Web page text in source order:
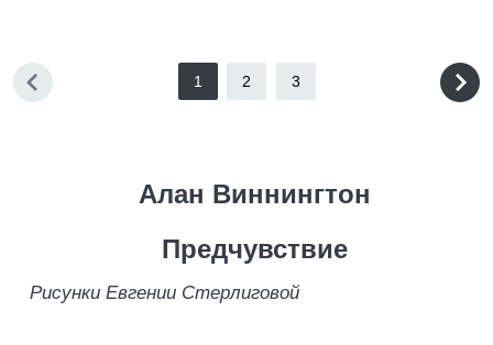
1 2 3
Алан Виннингтон
Предчувствие
Рисунки Евгении Стерлиговой